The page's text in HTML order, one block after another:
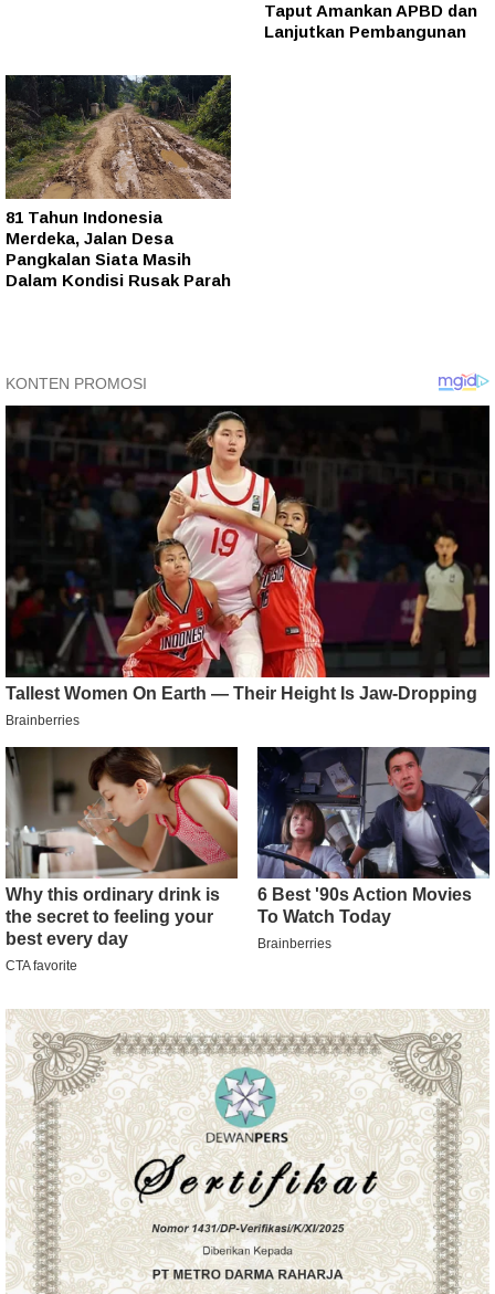
Taput Amankan APBD dan
Lanjutkan Pembangunan
81 Tahun Indonesia
Merdeka, Jalan Desa
Pangkalan Siata Masih
Dalam Kondisi Rusak Parah